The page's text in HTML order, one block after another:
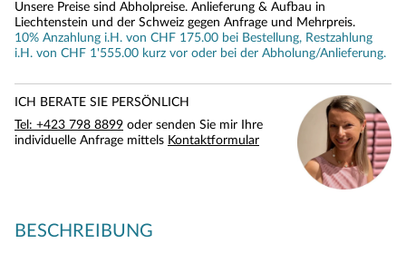
Unsere Preise sind Abholpreise. Anlieferung & Aufbau in
Liechtenstein und der Schweiz gegen Anfrage und Mehrpreis.
10% Anzahlung i.H. von CHF 175.00 bei Bestellung, Restzahlung
i.H. von CHF 1'555.00 kurz vor oder bei der Abholung/Anlieferung.
ICH BERATE SIE PERSÖNLICH
Tel: +423 798 8899 oder senden Sie mir Ihre
individuelle Anfrage mittels Kontaktformular
BESCHREIBUNG